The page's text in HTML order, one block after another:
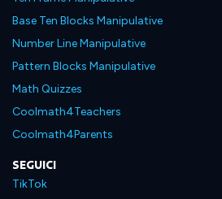
Base Ten Blocks Manipulative
Number Line Manipulative
Pattern Blocks Manipulative
Math Quizzes
Coolmath4Teachers
Coolmath4Parents
SEGUICI
TikTok